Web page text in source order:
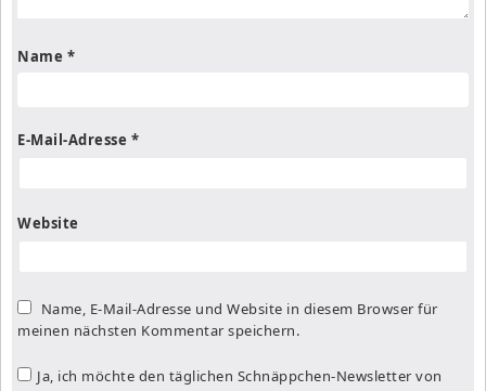
Name *
E-Mail-Adresse *
Website
Name, E-Mail-Adresse und Website in diesem Browser für
meinen nächsten Kommentar speichern.
Ja, ich möchte den täglichen Schnäppchen-Newsletter von